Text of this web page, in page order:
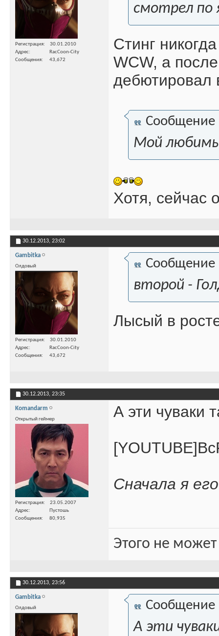
Регистрация
30.01.2010
Адрес
RacCoon-City
Сообщения
43,672
смотрел по
Стинг
WCW, а
дебютировал
Сообщение
Мой
Хотя, сейчас
30.12.2013, 23:02
Gambitka
Олдовый
Регистрация
30.01.2010
Адрес
RacCoon-City
Сообщения
43,672
Сообщение
второй -
Лысый в
30.12.2013, 23:35
Komandarm
Открытый геймер
Регистрация
23.05.2007
Адрес
Пустошь
Сообщения
80,935
А эти чуваки
Сначала я
Этого не
30.12.2013, 23:56
Gambitka
Олдовый Сообщение
А эти